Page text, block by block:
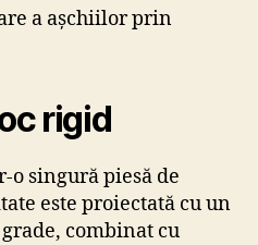
a așchiilor prin
rigid
singură piesă de
este proiectată cu un
combinat cu